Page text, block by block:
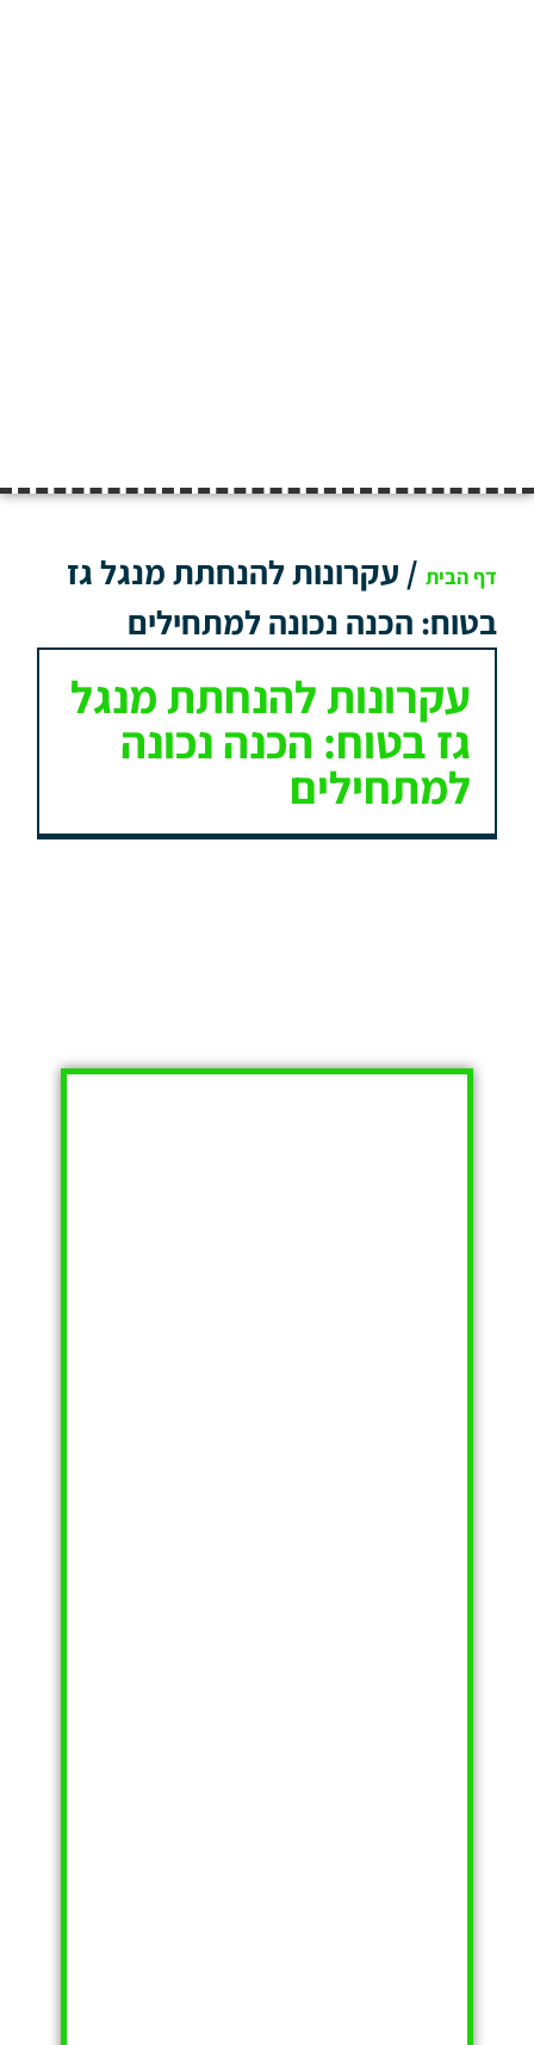
דף הבית / עקרונות להנחתת מנגל גז
בטוח: הכנה נכונה למתחילים
עקרונות להנחתת מנגל
גז בטוח: הכנה נכונה
למתחילים